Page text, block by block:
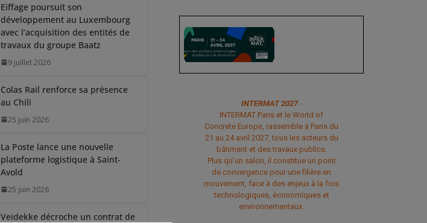
Eiffage poursuit son
développement au Luxembourg
avec l’acquisition des entités de
travaux du groupe Baatz
9 juillet 2026
Colas Rail renforce sa présence
au Chili
25 juin 2026
La Poste lance une nouvelle
plateforme logistique à Saint-
Avold
25 juin 2026
Veidekke décroche un contrat de
INTERMAT 2027-
INTERMAT Paris et le World of
Concrete Europe, rassemble à Paris du
21 au 24 avril 2027, tous les acteurs du
bâtiment et des travaux publics.
Plus qu’un salon, il constitue un point
de convergence pour une filière en
mouvement, face à des enjeux à la fois
technologiques, économiques et
environnementaux.